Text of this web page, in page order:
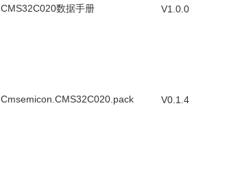
CMS32C020数据手册 V1.0.0
Cmsemicon.CMS32C020.pack V0.1.4